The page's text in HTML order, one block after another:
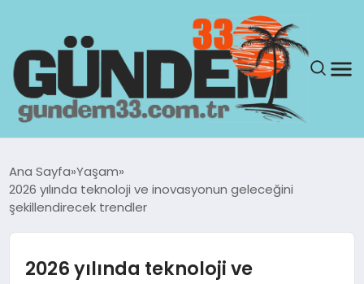
GÜNDEM
Ana Sayfa Yaşam
2026 yılında teknoloji ve inovasyonun geleceğini
şekillendirecek trendler
2026 yılında teknoloji ve